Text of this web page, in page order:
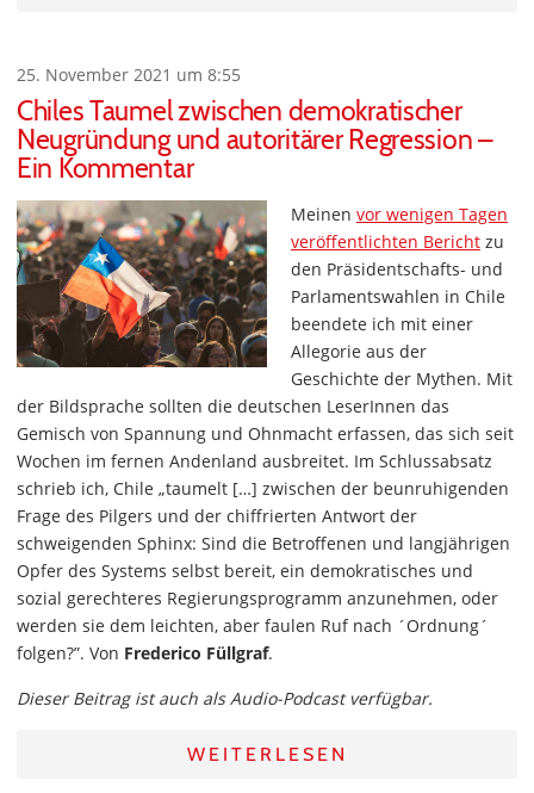
25. November 2021 um 8:55
Chiles Taumel zwischen demokratischer
Neugründung und autoritärer Regression –
Ein Kommentar
Meinen vor wenigen Tagen
veröffentlichten Bericht zu
den Präsidentschafts- und
Parlamentswahlen in Chile
beendete ich mit einer
Allegorie aus der
Geschichte der Mythen. Mit
der Bildsprache sollten die deutschen LeserInnen das
Gemisch von Spannung und Ohnmacht erfassen, das sich seit
Wochen im fernen Andenland ausbreitet. Im Schlussabsatz
schrieb ich, Chile „taumelt […] zwischen der beunruhigenden
Frage des Pilgers und der chiffrierten Antwort der
schweigenden Sphinx: Sind die Betroffenen und langjährigen
Opfer des Systems selbst bereit, ein demokratisches und
sozial gerechteres Regierungsprogramm anzunehmen, oder
werden sie dem leichten, aber faulen Ruf nach ´Ordnung´
folgen?”. Von Frederico Füllgraf.
Dieser Beitrag ist auch als Audio-Podcast verfügbar.
WEITERLESEN